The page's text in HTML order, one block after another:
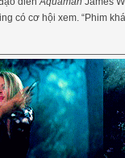
có cơ hội xem. “Phim